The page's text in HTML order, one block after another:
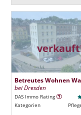
Betreutes Wohnen
bei Dresden
DAS Immo Rating
Kategorien